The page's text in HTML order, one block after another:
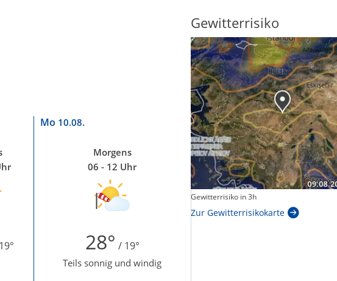
Mo 10.08.
Morgens
06 - 12 Uhr
28° / 19°
Teils sonnig und windig
heute
Zur Sonnenscheindauerkarte
Gewitterrisiko
Gewitterrisiko in 3h
Zur Gewitterrisikokarte